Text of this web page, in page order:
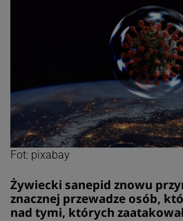
Fot: pixabay
Żywiecki sanepid znowu
znacznej przewadze osób,
nad tymi, których zaatakował